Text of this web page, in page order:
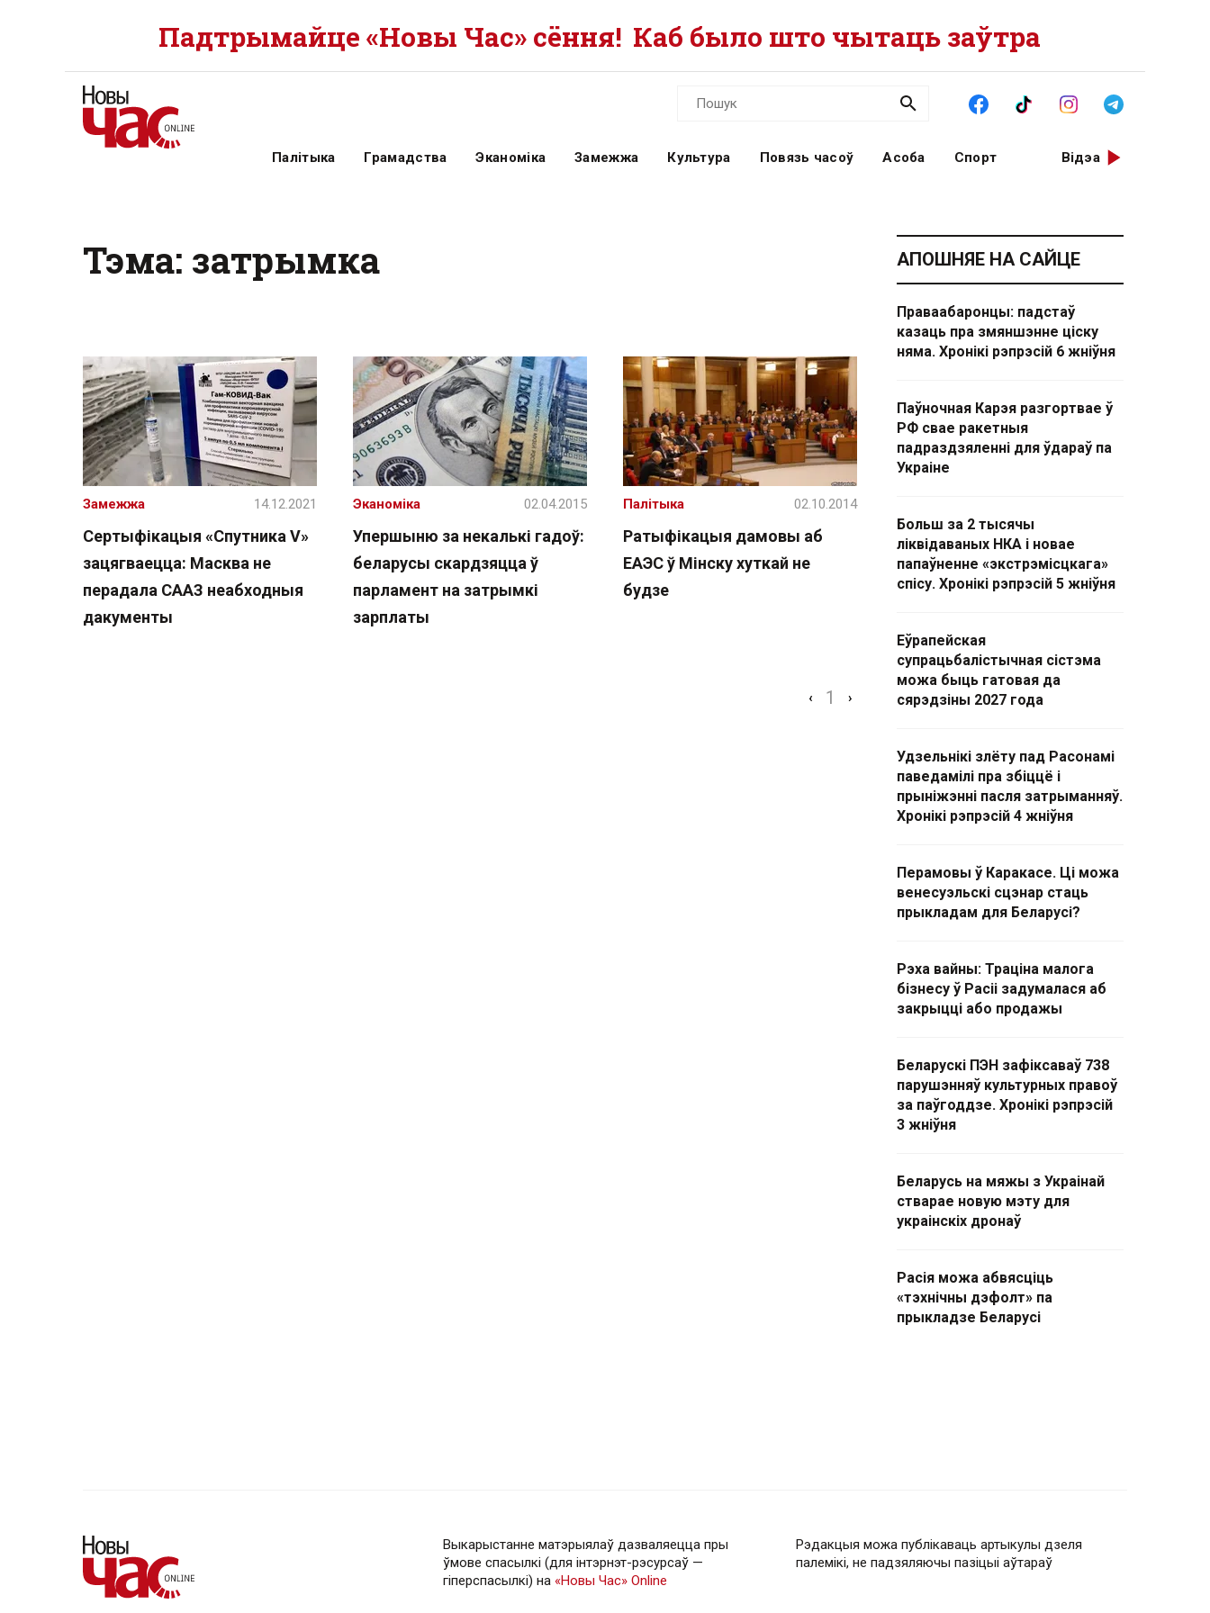
Падтрымайце «Новы Час» сёння! Каб было што чытаць заўтра
Палітыка Грамадства Эканоміка Замежжа Культура Повязь часоў Асоба Спорт Відэа
Тэма: затрымка
Сертыфікацыя «Спутника V»
зацягваецца: Масква не
перадала СААЗ неабходныя
дакументы
Замежжа 14.12.2021
Упершыню за некалькі гадоў:
беларусы скардзяцца ў
парламент на затрымкі
зарплаты
Эканоміка 02.04.2015
Ратыфікацыя дамовы аб
ЕАЭС ў Мінску хуткай не
будзе
Палітыка 02.10.2014
‹ 1 ›
АПОШНЯЕ НА САЙЦЕ
Праваабаронцы: падстаў
казаць пра змяншэнне ціску
няма. Хронікі рэпрэсій 6 жніўня
Паўночная Карэя разгортвае ў
РФ свае ракетныя
падраздзяленні для ўдараў па
Украіне
Больш за 2 тысячы
ліквідаваных НКА і новае
папаўненне «экстрэмісцкага»
спісу. Хронікі рэпрэсій 5 жніўня
Еўрапейская
супрацьбалістычная сістэма
можа быць гатовая да
сярэдзіны 2027 года
Удзельнікі злёту пад Расонамі
паведамілі пра збіццё і
прыніжэнні пасля затрыманняў.
Хронікі рэпрэсій 4 жніўня
Перамовы ў Каракасе. Ці можа
венесуэльскі сцэнар стаць
прыкладам для Беларусі?
Рэха вайны: Траціна малога
бізнесу ў Расіі задумалася аб
закрыцці або продажы
Беларускі ПЭН зафіксаваў 738
парушэнняў культурных правоў
за паўгоддзе. Хронікі рэпрэсій
3 жніўня
Беларусь на мяжы з Украінай
стварае новую мэту для
украінскіх дронаў
Расія можа абвясціць
«тэхнічны дэфолт» па
прыкладзе Беларусі
Выкарыстанне матэрыялаў дазваляецца пры
ўмове спасылкі (для інтэрнэт-рэсурсаў —
гiперспасылкi) на «Новы Час» Online
Рэдакцыя можа публікаваць артыкулы дзеля
палемікі, не падзяляючы пазіцыі аўтараў